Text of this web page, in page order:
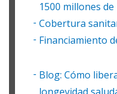
1500 millones
Cobertura
Financiamiento
Blog: Cómo